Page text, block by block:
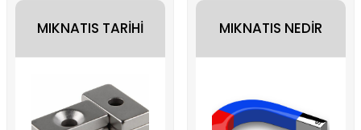
MIKNATIS TARİHİ MIKNATIS NEDİR